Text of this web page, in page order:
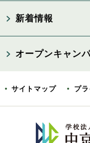
新着情報
オープンキャン
サイトマップ プ